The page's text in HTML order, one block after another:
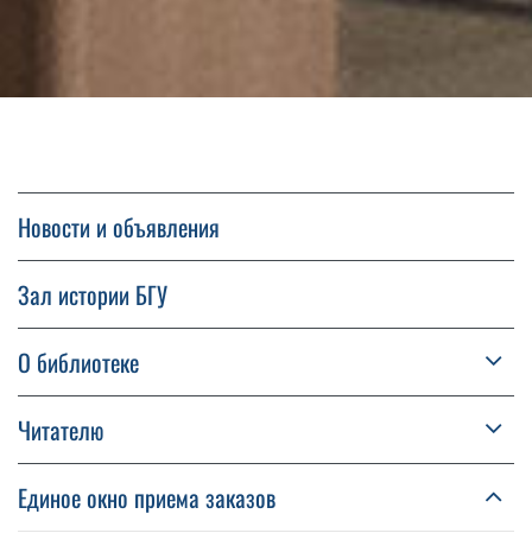
Новости и объявления
Зал истории БГУ
О библиотеке
Читателю
Единое окно приема заказов